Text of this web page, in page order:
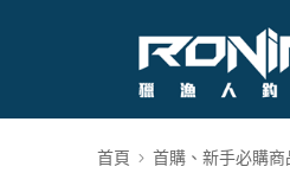
首頁 首購、新手必購商